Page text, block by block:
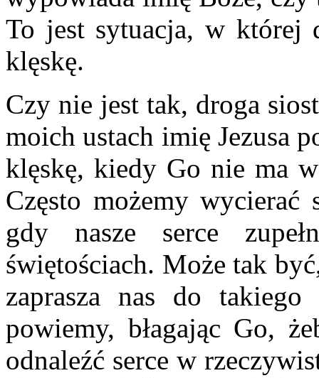
To jest sytuacja, w której
klęskę.
Czy nie jest tak, droga
moich ustach imię Jezusa
klęskę, kiedy Go nie ma
Często możemy wycierać
gdy nasze serce
świętościach. Może tak
zaprasza nas do
powiemy, błagając Go,
odnaleźć serce w